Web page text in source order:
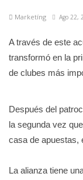
Marketíng Ago 22,
A través de este
transformó en la
de clubes más
Después del
la segunda vez
casa de apuestas,
La alianza tiene